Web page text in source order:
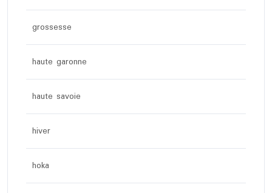
grossesse
haute garonne
haute savoie
hiver
hoka